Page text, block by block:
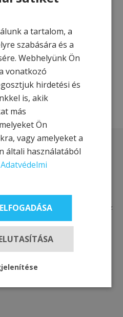
– Élje át a tél minden
csak itt elérhető, exkluzív
vissza akár naponta, vagy
közösségi oldalainkat, hogy az
és egyedi ajánlatainkról!
a tartalom, a
szabására és a
Webhelyünk Ön
vonatkozó
hirdetési és
is, akik
más
Ön
vagy amelyeket a
általi használatából
Adatvédelmi